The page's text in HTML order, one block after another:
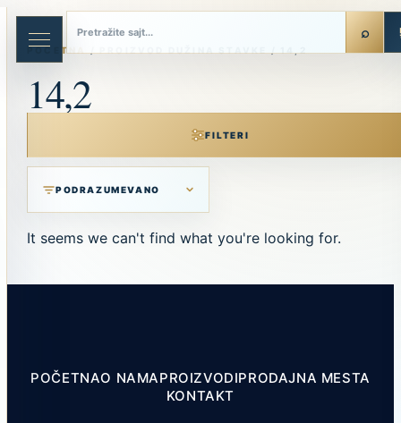
Skip
content
POČETNA
14,2
FILTERI
It seems we can't find what you're looking for.
POČETNAO NAMAPROIZVODIPRODAJNA MESTA
KONTAKT